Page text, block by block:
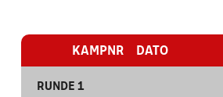
KAMPNR DATO
RUNDE 1